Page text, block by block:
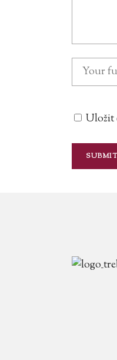
Uložit